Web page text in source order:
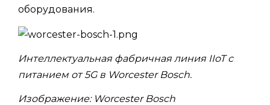
оборудования.
Интеллектуальная фабричная линия IIoT с
питанием от 5G в Worcester Bosch.
Изображение: Worcester Bosch